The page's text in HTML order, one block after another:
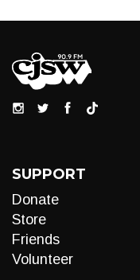
SUPPORT
Donate
Store
Friends
Volunteer